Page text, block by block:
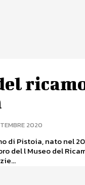
2020
di Pistoia, nato nel
del l Museo del